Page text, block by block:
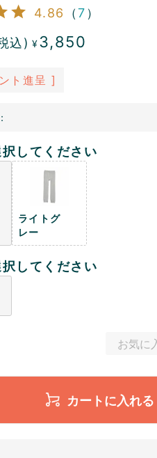
4.86 （7 ）
込) ¥3,850
ト進呈 ]
してください
ライトグ
レー
してください
お気に
カートに入れる